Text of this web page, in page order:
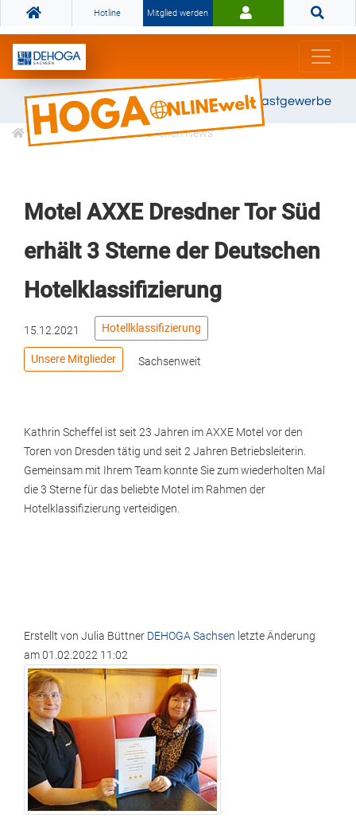
Hotline Mitglied werden
Gemeinsam stark für das Gastgewerbe
Informationen Branchen News
Motel AXXE Dresdner Tor Süd
erhält 3 Sterne der Deutschen
Hotelklassifizierung
15.12.2021 Hotellklassifizierung
Unsere Mitglieder Sachsenweit
Kathrin Scheffel ist seit 23 Jahren im AXXE Motel vor den
Toren von Dresden tätig und seit 2 Jahren Betriebsleiterin.
Gemeinsam mit Ihrem Team konnte Sie zum wiederholten Mal
die 3 Sterne für das beliebte Motel im Rahmen der
Hotelklassifizierung verteidigen.
Erstellt von Julia Büttner DEHOGA Sachsen letzte Änderung
am01.02.2022 11:02